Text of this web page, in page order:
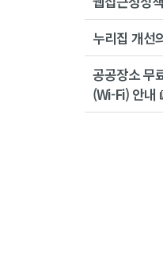
누리집 개선
공공장소 무
(Wi-Fi) 안내